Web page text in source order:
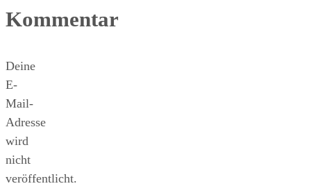
Kommentar
Deine
E-
Mail-
Adresse
wird
nicht
veröffentlicht.